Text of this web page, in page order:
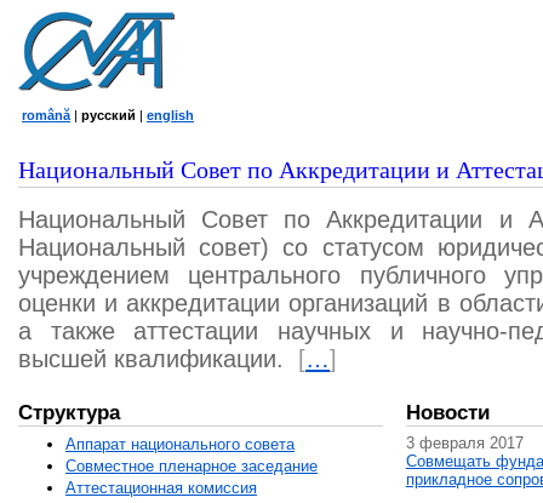
română | русский | english
Национальный Совет по Аккредитации и
Национальный Совет по Аккредитации и
Национальный совет) со статусом
учреждением центрального публичного
оценки и аккредитации организаций в
а также аттестации научных и научно-
высшей квалификации.
[…]
Структура
Аппарат национального совета
Совместное пленарное заседание
Аттестационная комисcия
Новости
3 февраля 2017
Совмещать
прикладное